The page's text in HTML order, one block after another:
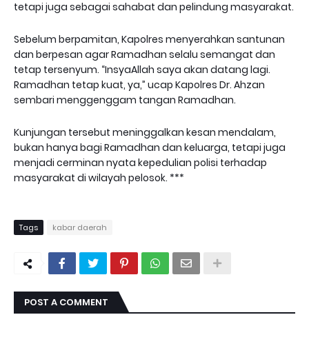
tetapi juga sebagai sahabat dan pelindung masyarakat.
Sebelum berpamitan, Kapolres menyerahkan santunan
dan berpesan agar Ramadhan selalu semangat dan
tetap tersenyum. “InsyaAllah saya akan datang lagi.
Ramadhan tetap kuat, ya,” ucap Kapolres Dr. Ahzan
sembari menggenggam tangan Ramadhan.
Kunjungan tersebut meninggalkan kesan mendalam,
bukan hanya bagi Ramadhan dan keluarga, tetapi juga
menjadi cerminan nyata kepedulian polisi terhadap
masyarakat di wilayah pelosok. ***
Tags kabar daerah
POST A COMMENT